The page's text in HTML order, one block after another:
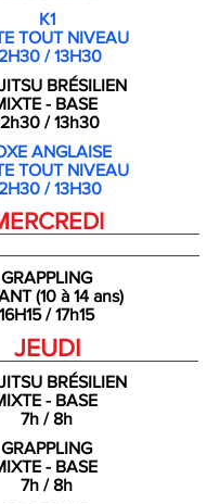
K1
TOUT NIVEAU
/ 13H30
BRÉSILIEN
- BASE
/ 13h30
ANGLAISE
TOUT NIVEAU
/ 13H30
GRAPPLING
(10 à 14 ans)
16H15 / 17h15
JEUDI
BRÉSILIEN
- BASE
7h / 8h
GRAPPLING
- BASE
7h / 8h